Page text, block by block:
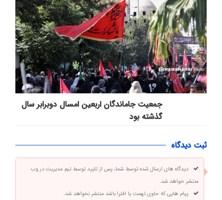
جمعیت جاماندگان اربعین امسال دوبرابر سال
گذشته بود
ثبت دیدگاه
دیدگاه های ارسال شده توسط شما، پس از تایید توسط تیم مدیریت در وب
منتشر خواهد شد.
پیام هایی که حاوی تهمت یا افترا باشد منتشر نخواهد شد.